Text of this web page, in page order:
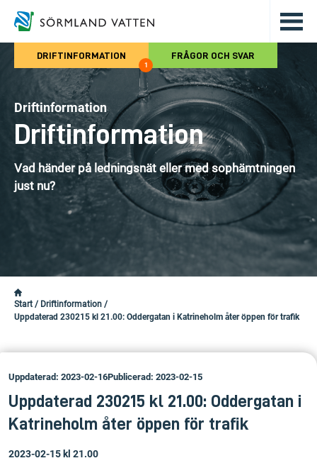
Hoppa till det huvudsakliga
DRIFTINFORMATION
1
FRÅGOR OCH SVAR
Driftinformation
Driftinformation
Vad händer på ledningsnät eller med sophämtningen
just nu?
Start / Driftinformation /
Uppdaterad 230215 kl 21.00: Oddergatan i Katrineholm åter öppen för trafik
Uppdaterad: 2023-02-16Publicerad: 2023-02-15
Uppdaterad 230215 kl 21.00: Oddergatan i
Katrineholm åter öppen för trafik
2023-02-15 kl 21.00